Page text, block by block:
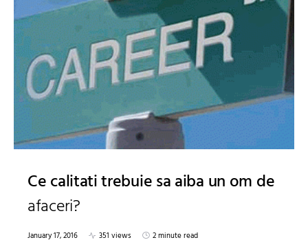
Ce calitati trebuie sa aiba un om de
afaceri?
January 17, 2016 351 views 2 minute read